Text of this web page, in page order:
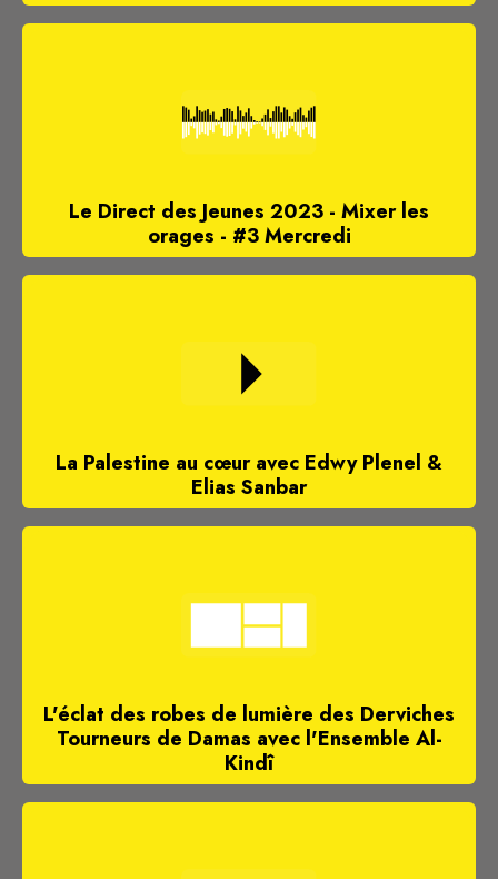
Le Direct des Jeunes 2023 - Mixer les
orages - #3 Mercredi
La Palestine au cœur avec Edwy Plenel &
Elias Sanbar
L'éclat des robes de lumière des Derviches
Tourneurs de Damas avec l'Ensemble Al-
Kindî